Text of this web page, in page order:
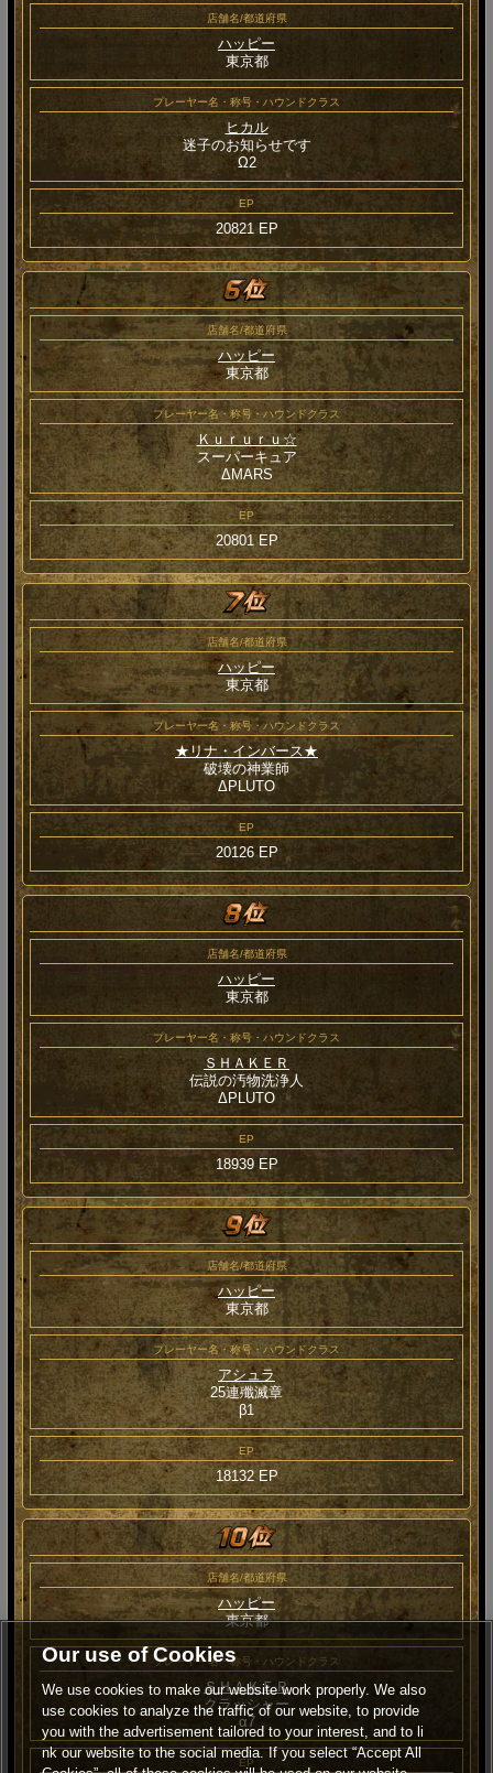
店舗名/都道府県
ハッピー
東京都
プレーヤー名・称号・ハウンドクラス
ヒカル
迷子のお知らせです
Ω2
EP
20821 EP
店舗名/都道府県
ハッピー
東京都
プレーヤー名・称号・ハウンドクラス
Ｋｕｒｕｒｕ☆
スーパーキュア
ΔMARS
EP
20801 EP
店舗名/都道府県
ハッピー
東京都
プレーヤー名・称号・ハウンドクラス
★リナ・インバース★
破壊の神業師
ΔPLUTO
EP
20126 EP
店舗名/都道府県
ハッピー
東京都
プレーヤー名・称号・ハウンドクラス
ＳＨＡＫＥＲ
伝説の汚物洗浄人
ΔPLUTO
EP
18939 EP
店舗名/都道府県
ハッピー
東京都
プレーヤー名・称号・ハウンドクラス
アシュラ
25連殲滅章
β1
EP
18132 EP
店舗名/都道府県
ハッピー
東京都
プレーヤー名・称号・ハウンドクラス
ＳＨＡＫＥＲ
クラッシャー
α7
EP
Our use of Cookies
We use cookies to make our website work properly. We also
use cookies to analyze the traffic of our website, to provide
you with the advertisement tailored to your interest, and to li
nk our website to the social media. If you select “Accept All